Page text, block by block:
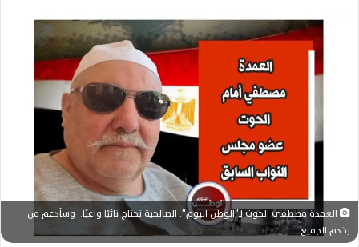
س
ب
ر
ي
د
ا
ل
ك
ت
ر
العمدة مصطفى الحوت لـ"الوطن اليوم": الصالحية تحتاج نائبًا واعيًا.. وسأدعم من
يخدم الجميع